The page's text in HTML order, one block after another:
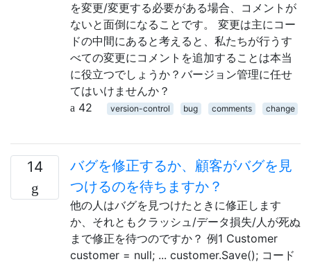
を変更/変更する必要がある場合、コメントが
ないと面倒になることです。 変更は主にコー
ドの中間にあると考えると、私たちが行うす
べての変更にコメントを追加することは本当
に役立つでしょうか？バージョン管理に任せ
てはいけませんか？
42
version-control bug comments change
14
バグを修正するか、顧客がバグを見
つけるのを待ちますか？
他の人はバグを見つけたときに修正します
か、それともクラッシュ/データ損失/人が死ぬ
まで修正を待つのですか？ 例1 Customer
customer = null; ... customer.Save(); コード